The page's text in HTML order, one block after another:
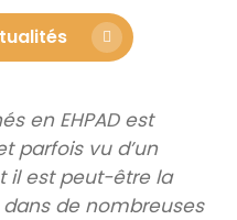
en EHPAD est
parfois vu d’un
il est peut-être la
de nombreuses